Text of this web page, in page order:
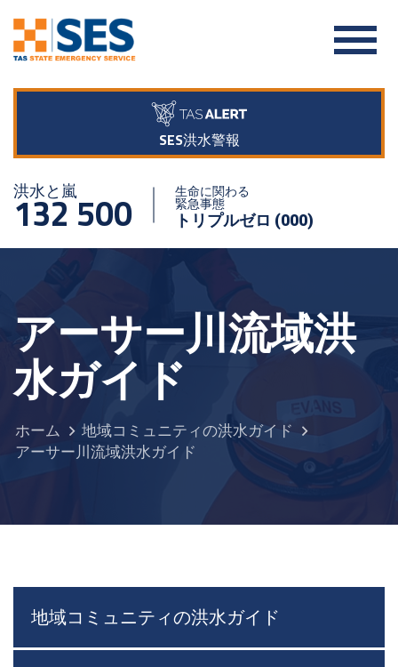
SES洪水警報
洪水と嵐
132 500
生命に関わる
緊急事態
トリプルゼロ (000)
アーサー川流域洪
水ガイド
ホーム
地域コミュニティの洪水ガイド
アーサー川流域洪水ガイド
地域コミュニティの洪水ガイド